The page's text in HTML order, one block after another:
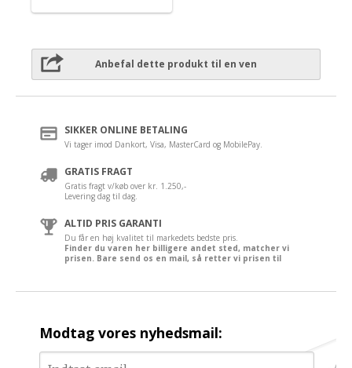
Anbefal dette produkt til en ven
SIKKER ONLINE BETALING
Vi tager imod Dankort, Visa, MasterCard og MobilePay.
GRATIS FRAGT
Gratis fragt v/køb over kr. 1.250,-
Levering dag til dag.
ALTID PRIS GARANTI
Du får en høj kvalitet til markedets bedste pris.
Finder du varen her billigere andet sted, matcher vi
prisen. Bare send os en mail, så retter vi prisen til
Modtag vores nyhedsmail: